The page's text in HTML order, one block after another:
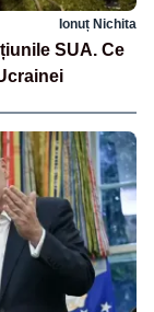
Ionuț Nichita
SUA. Ce